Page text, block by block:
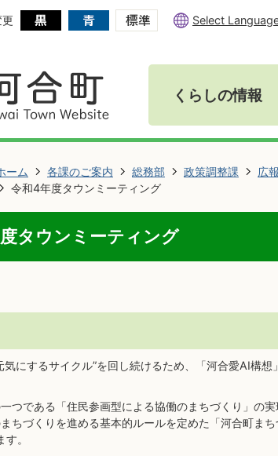
Select
くらしの情報
ーム 各課のご案内 総務部 政策調整課 広
令和4年度タウンミーティング
タウンミーティング
気にするサイクル”を回し続けるため、「河合愛AI構
つである「住民参画型による協働のまちづくり」の
ちづくりを進める基本的ルールを定めた「河合町ま
。